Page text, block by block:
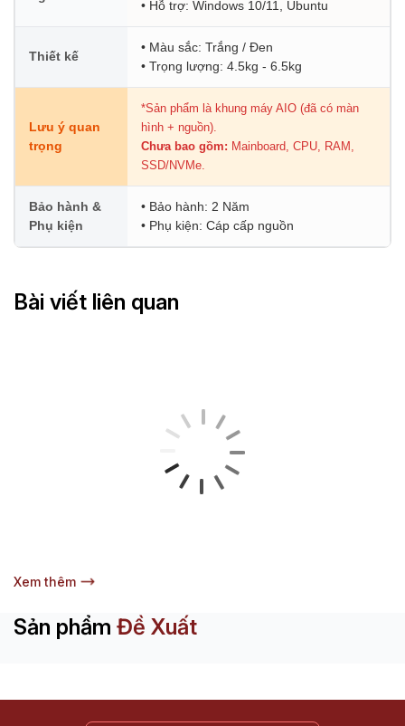
• Hỗ trợ: Windows 10/11, Ubuntu
Thiết kế
• Màu sắc: Trắng / Đen
• Trọng lượng: 4.5kg - 6.5kg
Lưu ý quan
trọng
*Sản phẩm là khung máy AIO (đã có màn
hình + nguồn).
Chưa bao gồm: Mainboard, CPU, RAM,
SSD/NVMe.
Bảo hành &
Phụ kiện
• Bảo hành: 2 Năm
• Phụ kiện: Cáp cấp nguồn
Bài viết liên quan
Xem thêm
Sản phẩm Đề Xuất